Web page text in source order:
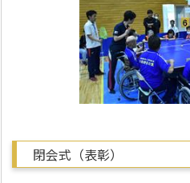
閉会式（表彰）